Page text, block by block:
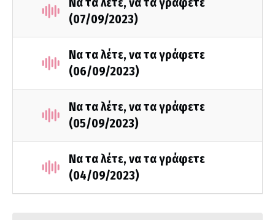
(07/09/2023)
Να τα λέτε, να τα γράφετε
(06/09/2023)
Να τα λέτε, να τα γράφετε
(05/09/2023)
Να τα λέτε, να τα γράφετε
(04/09/2023)